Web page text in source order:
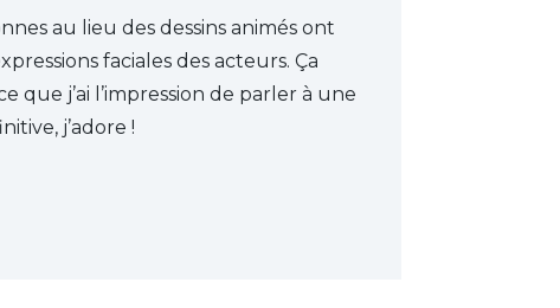
au lieu des dessins animés ont
faciales des acteurs. Ça
que j’ai l’impression de parler à une
j’adore !